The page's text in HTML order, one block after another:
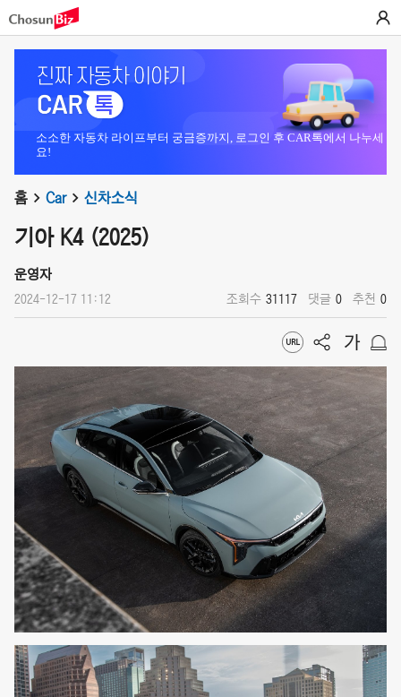
소소한 자동차 라이프부터 궁금증까지, 로그인 후 CAR톡에서 나누세
요!
홈 Car 신차소식
기아 K4 (2025)
운영자
2024-12-17 11:12 조회수 31117 댓글 0 추천 0